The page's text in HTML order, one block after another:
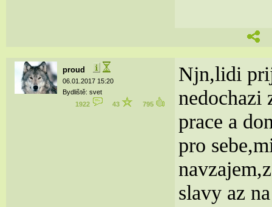
proud
06.01.2017 15:20
Bydliště: svet
1922
43 795
Njn,lidi
nedochazi
prace a
pro
slavy az